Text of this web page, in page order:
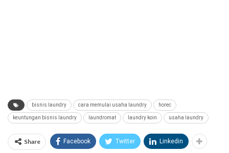
bisnis laundry cara memulai usaha laundry horec
keuntungan bisnis laundry laundromat laundry koin usaha laundry
Share Facebook Twitter Linkedin